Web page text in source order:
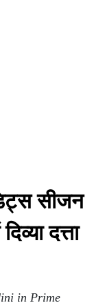
सीजन
दत्ता
in Prime